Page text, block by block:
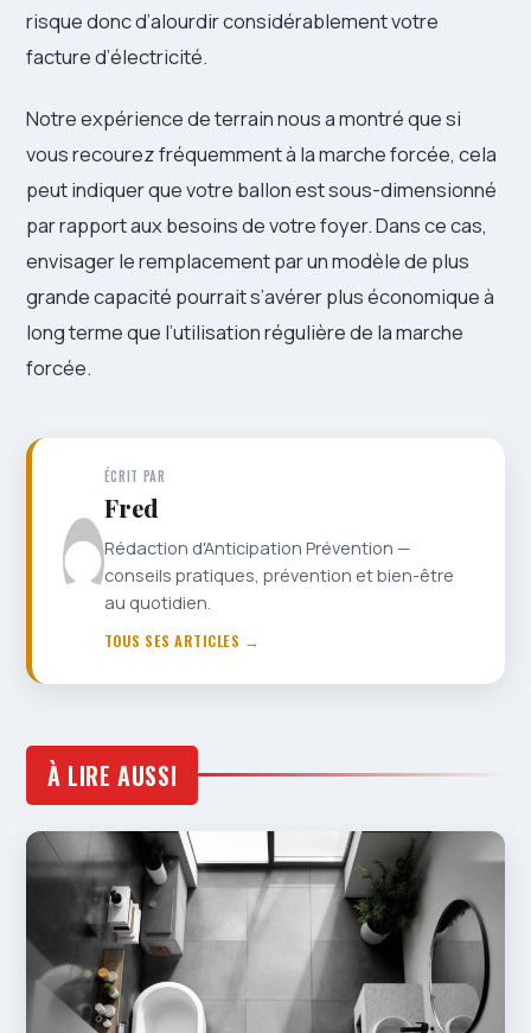
risque donc d’alourdir considérablement votre
facture d’électricité.
Notre expérience de terrain nous a montré que si
vous recourez fréquemment à la marche forcée, cela
peut indiquer que votre ballon est sous-dimensionné
par rapport aux besoins de votre foyer. Dans ce cas,
envisager le remplacement par un modèle de plus
grande capacité pourrait s’avérer plus économique à
long terme que l’utilisation régulière de la marche
forcée.
ÉCRIT PAR
Fred
Rédaction d'Anticipation Prévention —
conseils pratiques, prévention et bien-être
au quotidien.
TOUS SES ARTICLES →
À LIRE AUSSI